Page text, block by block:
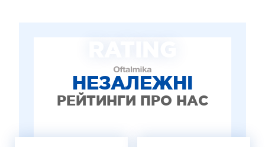
НЕЗАЛЕЖНІ
РЕЙТИНГИ ПРО НАС